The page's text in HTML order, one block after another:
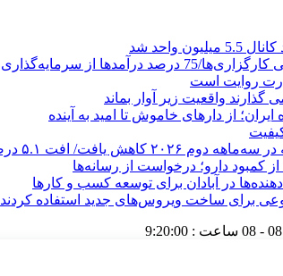
واحد شد
از سرمایه‌گذاری بوده
روایت است
گذارند واقعیت زیر آوار بماند
از دارهای خاموش تا امید به آینده
شمار گردشگران در برابر افزایش هزینه‌کرد
از کمبود دارو؛ درخواست از رسانه‌ها
در آبادان برای توسعه کسب‌ و کارها
برای ساخت ویروس‌های جدید استفاده کردند
ساعت : 9:20:01